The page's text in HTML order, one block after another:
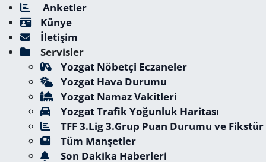
Anketler
Künye
İletişim
Servisler
Yozgat Nöbetçi Eczaneler
Yozgat Hava Durumu
Yozgat Namaz Vakitleri
Yozgat Trafik Yoğunluk Haritası
TFF 3.Lig 3.Grup Puan Durumu ve Fikstür
Tüm Manşetler
Son Dakika Haberleri